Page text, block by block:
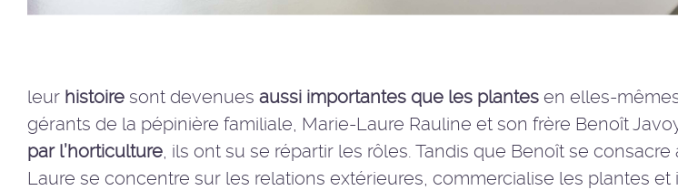
leur histoire sont devenues aussi importantes que les plantes en elles-
gérants de la pépinière familiale, Marie-Laure Rauline et son frère Benoît
par l’horticulture , ils ont su se répartir les rôles. Tandis que Benoît se
Laure se concentre sur les relations extérieures, commercialise les plantes